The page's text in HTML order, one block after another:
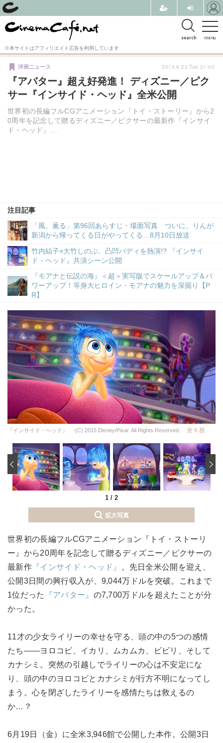
menu
search
※本サイトはアフィリエイト広告を利用しています
『アバター』超え好発進！ ディズニー／ピク
サー『インサイド・ヘッド』全米公開
世界初の長編フルCGアニメーション『トイ・ストーリー』から2
0周年を記念して贈るディズニー／ピクサーの最新作『インサイ
ド・ヘッド』…
洋画ニュース
注目記事
「風、薫る」第96回あらすじ・場面写真 ついに、りんが
新潟から帰ってくる日がやってくる…8月10日放送
竹内結子×大竹しのぶ、凸凹バディを熱演!? 『インサイ
ド・ヘッド』共演シーン公開
『モアナと伝説の海』＜超＞実写版でスケールアップ＆パ
ワーアップ！等身大ヒロイン・モアナの魅力を深掘り【P
R】
2015.6.23 Tue 21:00
『インサイド・ヘッド』 -(C) 2015 Disney/Pixar. All Rights Reserved. 全 6 枚
1 / 2
‹
拡大写真
世界初の長編フルCGアニメーション『トイ・ストーリ
ー』から20周年を記念して贈るディズニー／ピクサーの
最新作『インサイド・ヘッド』
。先日全米公開を迎え、
公開3日間の興行収入が、9,044万ドルを突破。これまで
1位だった
『アバター』 の7,700万ドルを超えたことが分
かった。
11才の少女ライリーの幸せを守る、頭の中の5つの感情
たち――ヨロコビ、イカリ、ムカムカ、ビビリ、そして
カナシミ。突然の引越しでライリーの心は不安定にな
り、頭の中のヨロコビとカナシミが行方不明になってし
まう。心を閉ざしたライリーを感情たちは救えるの
か…？
6月19日（金）に全米3,946館で公開した本作。公開3日